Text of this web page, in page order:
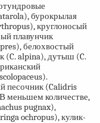
бурокрылая
круглоносый
плавунчик
белохвостый
(C. alpina), дутыш (C.
песочник (Calidris
меньшем количестве,
pugnax),
ochropus), кулик-